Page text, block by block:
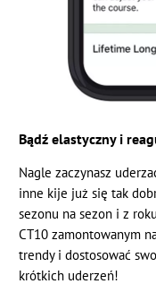
Bądź elastyczny i
Nagle zaczynasz
inne kije już się tak
sezonu na sezon i z
CT10 zamontowanym
trendy i dostosować
krótkich uderzeń!